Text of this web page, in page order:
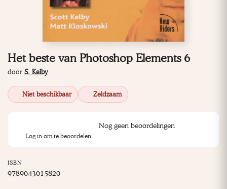
Het beste van Photoshop Elements 6
door S. Kelby
Niet beschikbaar Zeldzaam
Nog geen beoordelingen
Log in om te beoordelen
ISBN
9789043015820